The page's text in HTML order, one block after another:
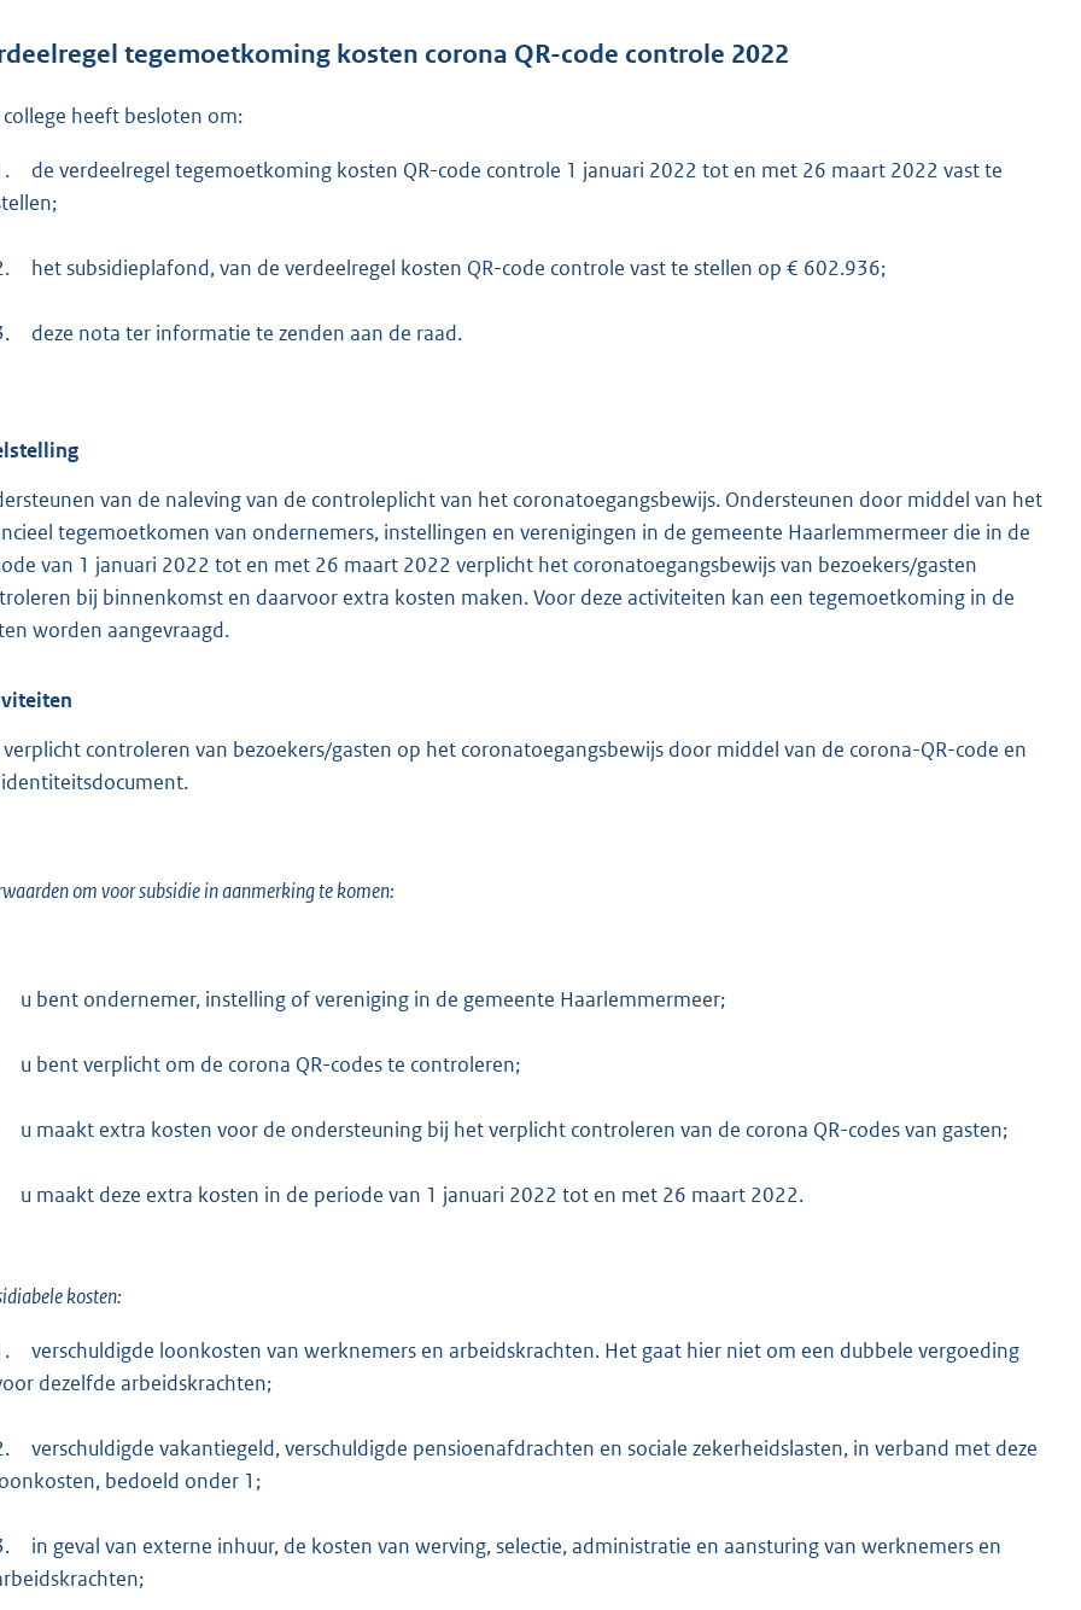
d
o
t
b
tegemoetkoming kosten corona QR-code controle 2022
heeft besloten om:
de verdeelregel tegemoetkoming kosten QR-code controle 1 januari 2022 tot en met 26 maart 2022 vast te
het subsidieplafond, van de verdeelregel kosten QR-code controle vast te stellen op € 602.936;
deze nota ter informatie te zenden aan de raad.
van de naleving van de controleplicht van het coronatoegangsbewijs. Ondersteunen door middel van het
tegemoetkomen van ondernemers, instellingen en verenigingen in de gemeente Haarlemmermeer die in de
van 1 januari 2022 tot en met 26 maart 2022 verplicht het coronatoegangsbewijs van bezoekers/gasten
bij binnenkomst en daarvoor extra kosten maken. Voor deze activiteiten kan een tegemoetkoming in de
worden aangevraagd.
controleren van bezoekers/gasten op het coronatoegangsbewijs door middel van de corona-QR-code en
om voor subsidie in aanmerking te komen:
u bent ondernemer, instelling of vereniging in de gemeente Haarlemmermeer;
u bent verplicht om de corona QR-codes te controleren;
u maakt extra kosten voor de ondersteuning bij het verplicht controleren van de corona QR-codes van gasten;
u maakt deze extra kosten in de periode van 1 januari 2022 tot en met 26 maart 2022.
kosten:
verschuldigde loonkosten van werknemers en arbeidskrachten. Het gaat hier niet om een dubbele vergoeding
dezelfde arbeidskrachten;
verschuldigde vakantiegeld, verschuldigde pensioenafdrachten en sociale zekerheidslasten, in verband met deze
bedoeld onder 1;
in geval van externe inhuur, de kosten van werving, selectie, administratie en aansturing van werknemers en